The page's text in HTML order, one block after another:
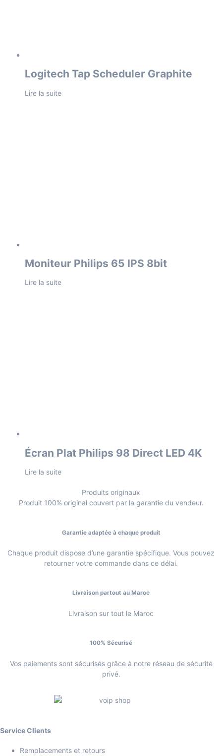
Logitech Tap Scheduler Graphite
Lire la suite
Moniteur Philips 65 IPS 8bit
Lire la suite
Écran Plat Philips 98 Direct LED 4K
Lire la suite
Produits originaux
Produit 100% original couvert par la garantie du vendeur.
Garantie adaptée à chaque produit
Chaque produit dispose d’une garantie spécifique. Vous pouvez
retourner votre commande dans ce délai.
Livraison partout au Maroc
Livraison sur tout le Maroc
100% Sécurisé
Vos paiements sont sécurisés grâce à notre réseau de sécurité
privé.
Service Clients
Remplacements et retours